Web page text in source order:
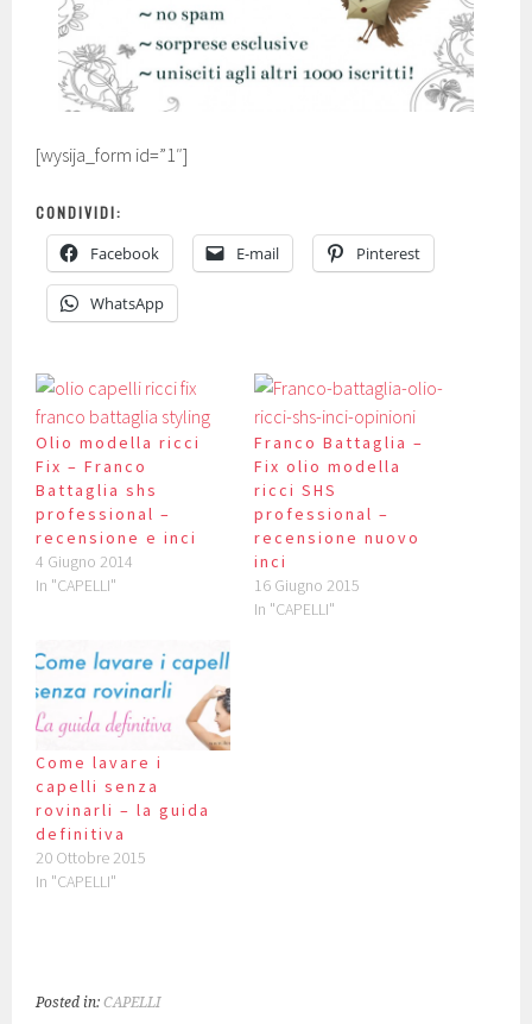
[wysija_form id=”1″]
CONDIVIDI:
Facebook E-mail Pinterest
WhatsApp
Olio modella ricci
Fix – Franco
Battaglia shs
professional –
recensione e inci
4 Giugno 2014
In "CAPELLI"
Franco Battaglia –
Fix olio modella
ricci SHS
professional –
recensione nuovo
inci
16 Giugno 2015
In "CAPELLI"
Come lavare i
capelli senza
rovinarli – la guida
definitiva
20 Ottobre 2015
In "CAPELLI"
Posted in:CAPELLI